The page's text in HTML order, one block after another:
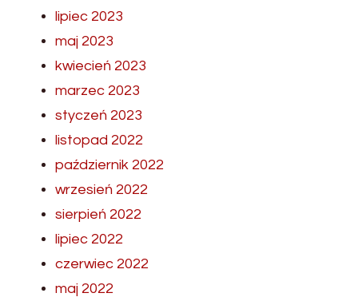
lipiec 2023
maj 2023
kwiecień 2023
marzec 2023
styczeń 2023
listopad 2022
październik 2022
wrzesień 2022
sierpień 2022
lipiec 2022
czerwiec 2022
maj 2022